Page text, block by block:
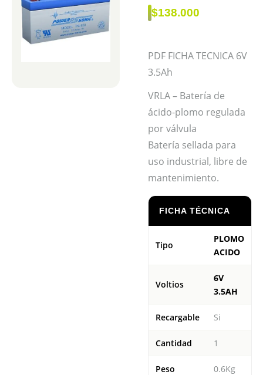
$138.000
PDF FICHA TECNICA 6V
3.5Ah
VRLA – Batería de
ácido-plomo regulada
por válvula
Batería sellada para
uso industrial, libre de
mantenimiento.
FICHA TÉCNICA
Tipo
PLOMO
ACIDO
Voltios
6V
3.5AH
Recargable Si
Cantidad 1
Peso 0.6Kg